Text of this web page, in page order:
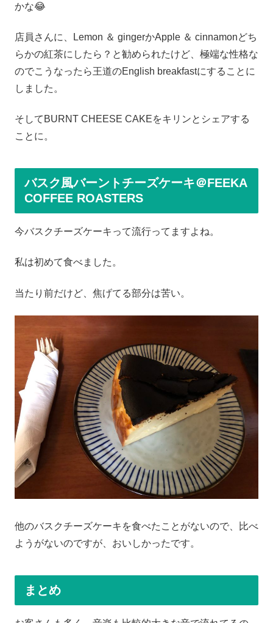
かな😂
店員さんに、Lemon ＆ gingerかApple ＆ cinnamonどち
らかの紅茶にしたら？と勧められたけど、極端な性格な
のでこうなったら王道のEnglish breakfastにすることに
しました。
そしてBURNT CHEESE CAKEをキリンとシェアする
ことに。
バスク風バーントチーズケーキ＠FEEKA
COFFEE ROASTERS
今バスクチーズケーキって流行ってますよね。
私は初めて食べました。
当たり前だけど、焦げてる部分は苦い。
他のバスクチーズケーキを食べたことがないので、比べ
ようがないのですが、おいしかったです。
まとめ